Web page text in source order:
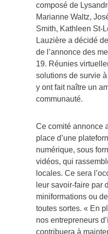
composé de
Marianne Waltz,
Smith, Kathleen St-
Lauzière a décidé
de l’annonce des
19. Réunies
solutions de survie
y ont fait naître un
communauté.
Ce comité annonce
place d’une
numérique, sous
vidéos, qui
locales. Ce sera
leur savoir-faire par
miniformations ou
toutes sortes. « En
nos entrepreneurs
contribuera à